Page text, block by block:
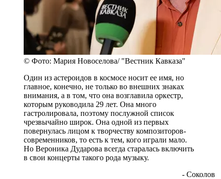
© Фото: Мария Новоселова/ "Вестник Кавказа"
Один из астероидов в космосе носит ее имя, но
главное, конечно, не только во внешних знаках
внимания, а в том, что она возглавила оркестр,
которым руководила 29 лет. Она много
гастролировала, поэтому послужной список
чрезвычайно широк. Она одной из первых
повернулась лицом к творчеству композиторов-
современников, то есть к тем, кого играли мало.
Но Вероника Дударова всегда старалась включить
в свои концерты такого рода музыку.
- Соколов